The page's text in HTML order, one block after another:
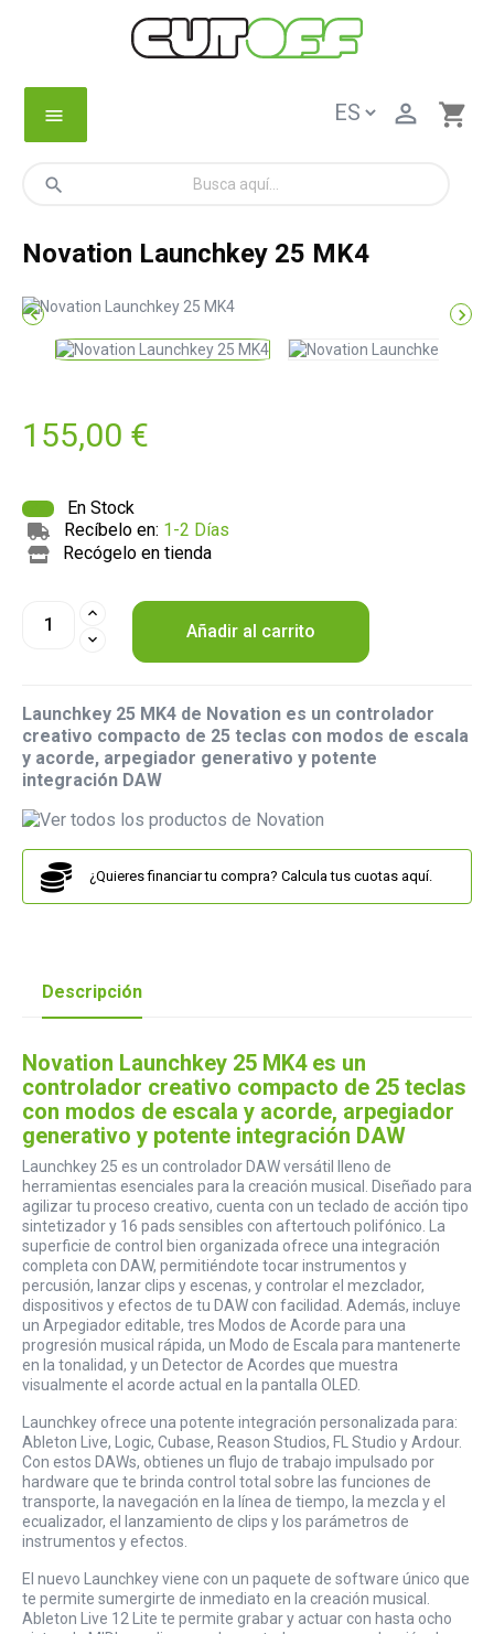
menu shopping_cart

search
Novation Launchkey 25 MK4
 
155,00 €
En Stock
Recíbelo en: 1-2 Días
Recógelo en tienda
Añadir al carrito
Launchkey 25 MK4 de Novation es un controlador
creativo compacto de 25 teclas con modos de escala
y acorde, arpegiador generativo y potente
integración DAW
¿Quieres financiar tu compra? Calcula tus cuotas aquí.
Descripción
Novation Launchkey 25 MK4 es un
controlador creativo compacto de 25 teclas
con modos de escala y acorde, arpegiador
generativo y potente integración DAW
Launchkey 25 es un controlador DAW versátil lleno de
herramientas esenciales para la creación musical. Diseñado para
agilizar tu proceso creativo, cuenta con un teclado de acción tipo
sintetizador y 16 pads sensibles con aftertouch polifónico. La
superficie de control bien organizada ofrece una integración
completa con DAW, permitiéndote tocar instrumentos y
percusión, lanzar clips y escenas, y controlar el mezclador,
dispositivos y efectos de tu DAW con facilidad. Además, incluye
un Arpegiador editable, tres Modos de Acorde para una
progresión musical rápida, un Modo de Escala para mantenerte
en la tonalidad, y un Detector de Acordes que muestra
visualmente el acorde actual en la pantalla OLED.
Launchkey ofrece una potente integración personalizada para:
Ableton Live, Logic, Cubase, Reason Studios, FL Studio y Ardour.
Con estos DAWs, obtienes un flujo de trabajo impulsado por
hardware que te brinda control total sobre las funciones de
transporte, la navegación en la línea de tiempo, la mezcla y el
ecualizador, el lanzamiento de clips y los parámetros de
instrumentos y efectos.
El nuevo Launchkey viene con un paquete de software único que
te permite sumergirte de inmediato en la creación musical.
Ableton Live 12 Lite te permite grabar y actuar con hasta ocho